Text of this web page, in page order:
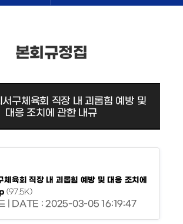
본회규정집
서구체육회 직장 내 괴롭힘 예방 및
대응 조치에 관한 내규
체육회 직장 내 괴롭힘 예방 및 대응 조치에
(97.5K)
| DATE : 2025-03-05 16:19:47